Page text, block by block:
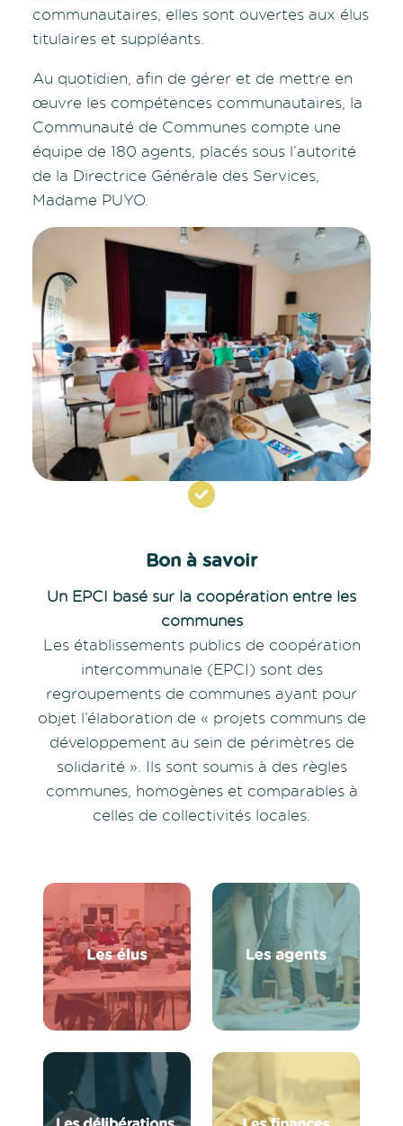
communautaires, elles sont ouvertes aux élus
titulaires et suppléants.
Au quotidien, afin de gérer et de mettre en
œuvre les compétences communautaires, la
Communauté de Communes compte une
équipe de 180 agents, placés sous l’autorité
de la Directrice Générale des Services,
Madame PUYO.
Bon à savoir
Un EPCI basé sur la coopération entre les
communes
Les établissements publics de coopération
intercommunale (EPCI) sont des
regroupements de communes ayant pour
objet l’élaboration de « projets communs de
développement au sein de périmètres de
solidarité ». Ils sont soumis à des règles
communes, homogènes et comparables à
celles de collectivités locales.